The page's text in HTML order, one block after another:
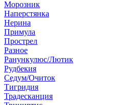
Морозник
Наперстянка
Нерина
Примула
Прострел
Разное
Ранункулюс/Лютик
Рудбекия
Седум/Очиток
Тигридия
Традесканция